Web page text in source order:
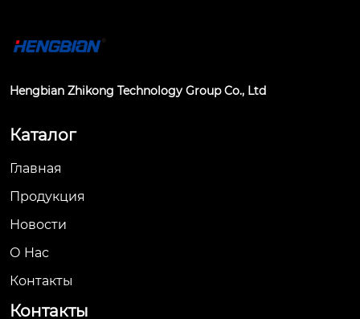
Hengbian Zhikong Technology Group Co., Ltd
Каталог
Главная
Продукция
Новости
О Hас
Контакты
Контакты